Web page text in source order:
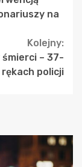
na
Kolejny:
– 37-
policji